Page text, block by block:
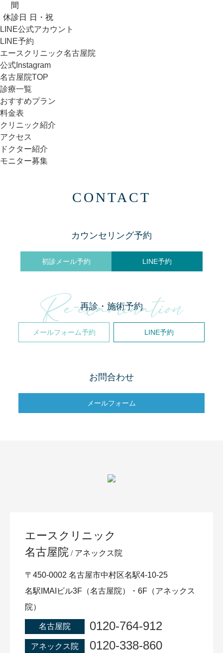
間
休診日
日・祝
LINE公式アカウント
LINE予約
エースクリニック名古屋院
公式Instagram
名古屋院TOP
診療一覧
おすすめプラン
料金表
クリニック紹介
アクセス
ドクター紹介
モニター募集
CONTACT
カウンセリング予約
初診メール予約 LINE予約
再診・施術予約
メールフォーム予約 LINE予約
お問合わせ
メールフォーム
エースクリニック
名古屋院
アネックス院
〒450-0002 名古屋市中村区名駅4-10-25
名駅IMAIビル3F（名古屋院）・6F（アネックス
院）
名古屋院 0120-764-912
アネックス院 0120-338-860